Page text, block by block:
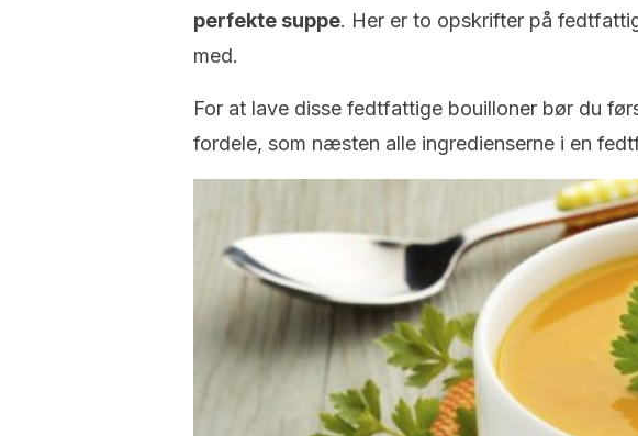
perfekte suppe. Her er to opskrifter på
med.
For at lave disse fedtfattige bouilloner bør du
fordele, som næsten alle ingredienserne i en